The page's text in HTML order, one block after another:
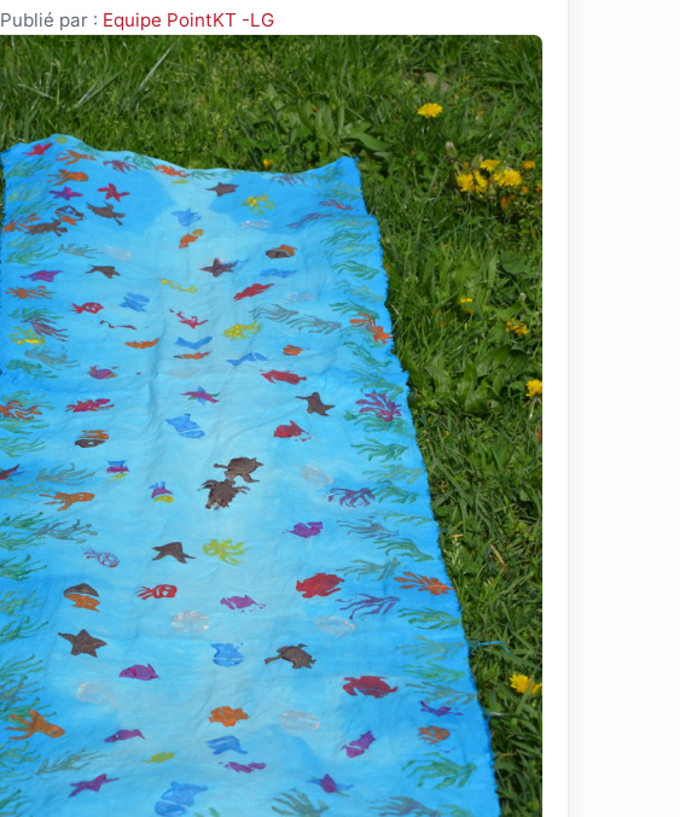
Publié par : Equipe PointKT -LG